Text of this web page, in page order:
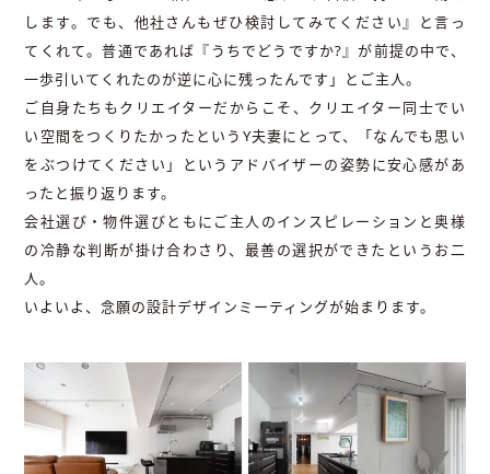
します。でも、他社さんもぜひ検討してみてください』と言っ
てくれて。普通であれば『うちでどうですか?』が前提の中で、
一歩引いてくれたのが逆に心に残ったんです」とご主人。
ご自身たちもクリエイターだからこそ、クリエイター同士でい
い空間をつくりたかったというY夫妻にとって、「なんでも思い
をぶつけてください」というアドバイザーの姿勢に安心感があ
ったと振り返ります。
会社選び・物件選びともにご主人のインスピレーションと奥様
の冷静な判断が掛け合わさり、最善の選択ができたというお二
人。
いよいよ、念願の設計デザインミーティングが始まります。